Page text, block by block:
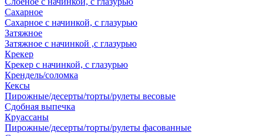
Сахарное
Сахарное с начинкой, с глазурью
Затяжное
Затяжное с начинкой ,с глазурью
Крекер
Крекер с начинкой, с глазурью
Крендель/соломка
Кексы
Пирожные/десерты/торты/рулеты весовые
Сдобная выпечка
Круассаны
Пирожные/десерты/торты/рулеты фасованные